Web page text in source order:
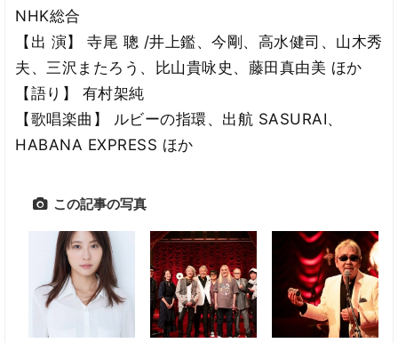
NHK総合
【出 演】 寺尾 聰 /井上鑑、今剛、高水健司、山木秀
夫、三沢またろう、比山貴咏史、藤田真由美 ほか
【語り】 有村架純
【歌唱楽曲】 ルビーの指環、出航 SASURAI、
HABANA EXPRESS ほか
この記事の写真